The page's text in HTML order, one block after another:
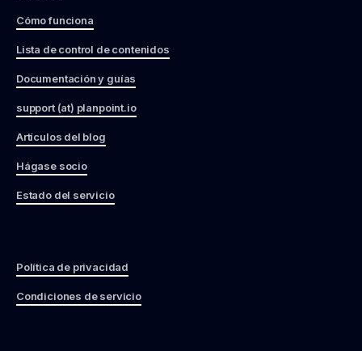
Cómo funciona
Lista de control de contenidos
Documentación y guías
support (at) planpoint.io
Artículos del blog
Hágase socio
Estado del servicio
Política de privacidad
Condiciones de servicio